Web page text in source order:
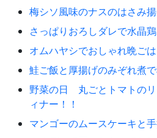
梅シソ風味のナスのはさみ
さっぱりおろしダレで水晶鶏
オムハヤシでおしゃれ晩ごは
鮭ご飯と厚揚げのみぞれ煮
野菜の日 丸ごとトマトの
ィナー！！
マンゴーのムースケーキと